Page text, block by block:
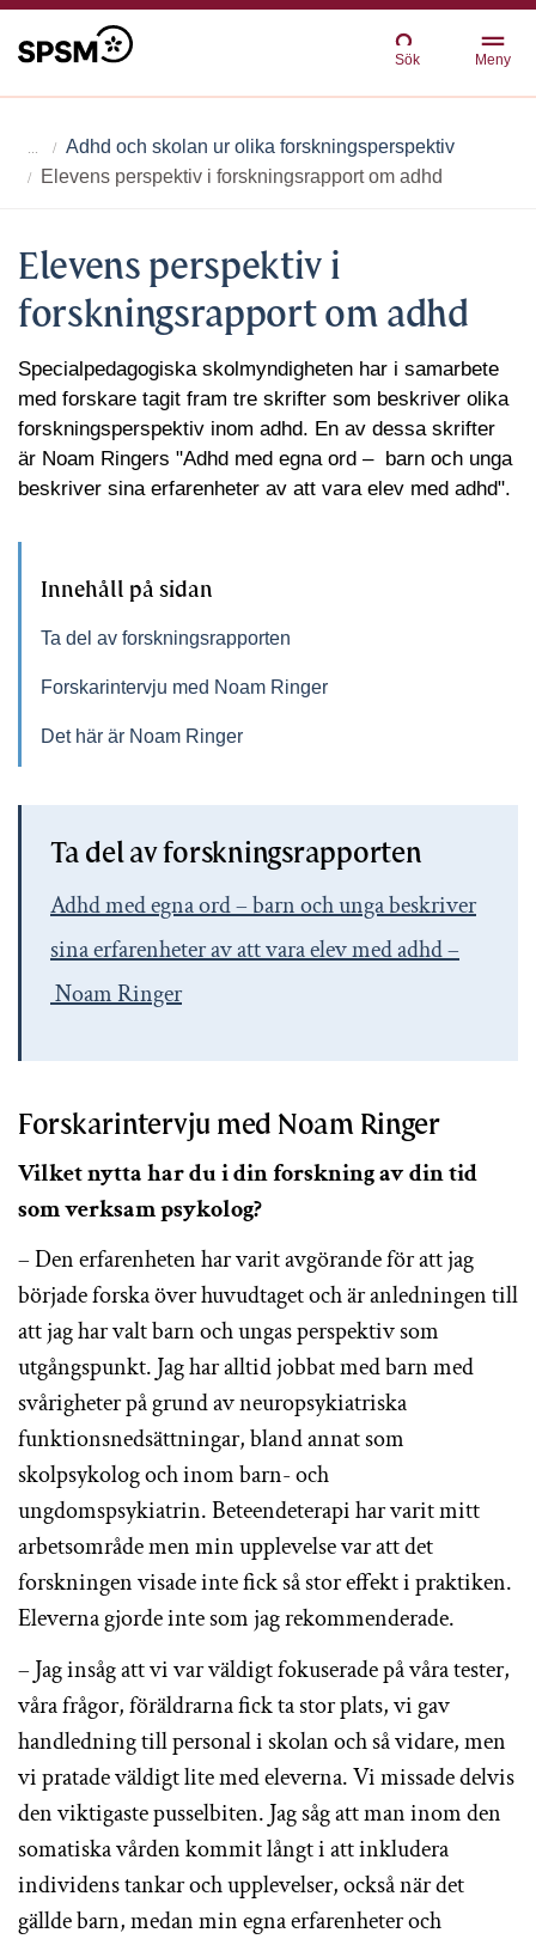
Sök Meny
Adhd och skolan ur olika forsknings­perspektiv
Elevens perspektiv i forskningsrapport om adhd
Elevens perspektiv i
forskningsrapport om adhd
Specialpedagogiska skolmyndigheten har i samarbete
med forskare tagit fram tre skrifter som beskriver olika
forskningsperspektiv inom adhd. En av dessa skrifter
är Noam Ringers "Adhd med egna ord – barn och unga
beskriver sina erfarenheter av att vara elev med adhd".
Innehåll på sidan
Ta del av forskningsrapporten
Forskarintervju med Noam Ringer
Det här är Noam Ringer
Ta del av forskningsrapporten
Adhd med egna ord – barn och unga beskriver
sina erfarenheter av att vara elev med adhd –
Noam Ringer
Forskarintervju med Noam Ringer
Vilket nytta har du i din forskning av din tid
som verksam psykolog?
– Den erfarenheten har varit avgörande för att jag
började forska över huvudtaget och är anledningen till
att jag har valt barn och ungas perspektiv som
utgångspunkt. Jag har alltid jobbat med barn med
svårigheter på grund av neuropsykiatriska
funktionsnedsättningar, bland annat som
skolpsykolog och inom barn- och
ungdomspsykiatrin. Beteendeterapi har varit mitt
arbetsområde men min upplevelse var att det
forskningen visade inte fick så stor effekt i praktiken.
Eleverna gjorde inte som jag rekommenderade.
– Jag insåg att vi var väldigt fokuserade på våra tester,
våra frågor, föräldrarna fick ta stor plats, vi gav
handledning till personal i skolan och så vidare, men
vi pratade väldigt lite med eleverna. Vi missade delvis
den viktigaste pusselbiten. Jag såg att man inom den
somatiska vården kommit långt i att inkludera
individens tankar och upplevelser, också när det
gällde barn, medan min egna erfarenheter och